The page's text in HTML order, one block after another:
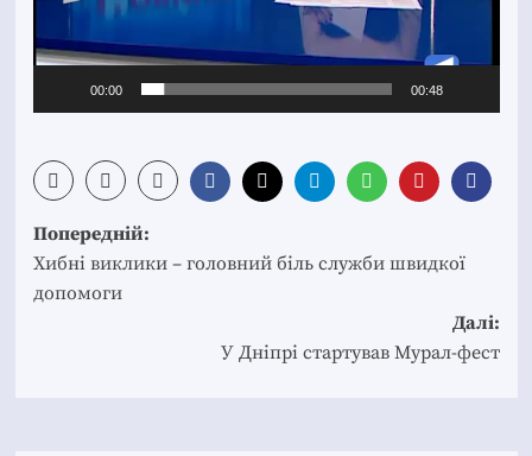
00:00 00:48
Post
navigation
Попередній:
Хибні виклики – головний біль служби швидкої
допомоги
Далі:
У Дніпрі стартував Мурал-фест